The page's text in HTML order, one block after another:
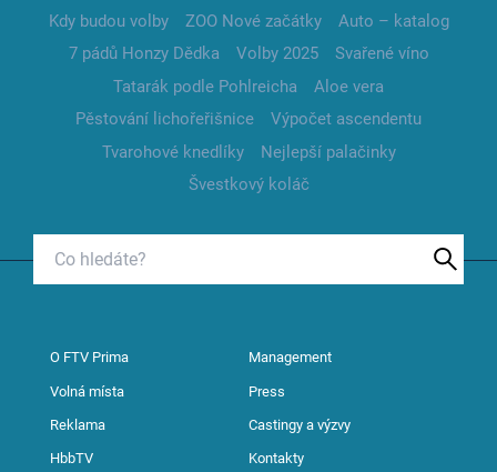
Kdy budou volby
ZOO Nové začátky
Auto – katalog
7 pádů Honzy Dědka
Volby 2025
Svařené víno
Tatarák podle Pohlreicha
Aloe vera
Pěstování lichořeřišnice
Výpočet ascendentu
Tvarohové knedlíky
Nejlepší palačinky
Švestkový koláč
O FTV Prima Management
Volná místa Press
Reklama Castingy a výzvy
HbbTV Kontakty